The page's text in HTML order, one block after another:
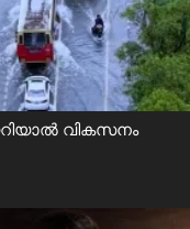
വികസനം